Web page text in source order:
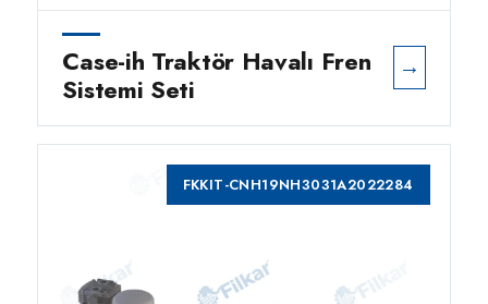
Case-ih Traktör Havalı Fren
Sistemi Seti
→
FKKIT-CNH19NH3031A2022284